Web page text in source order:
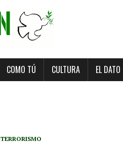
COMO TÚ CULTURA EL DATO
TERRORISMO